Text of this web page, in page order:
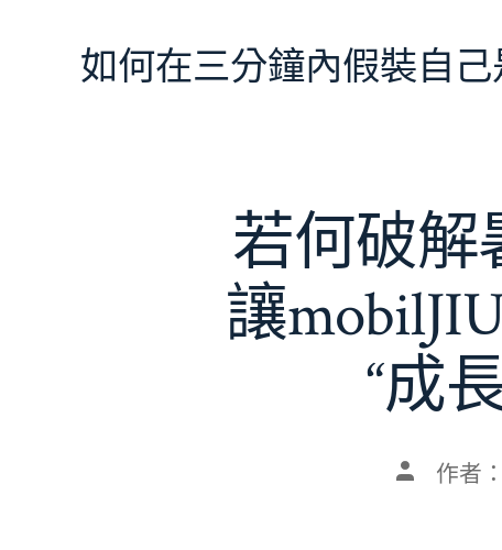
如何在三分鐘內假裝自
若何破解
讓
“成
文 作者：